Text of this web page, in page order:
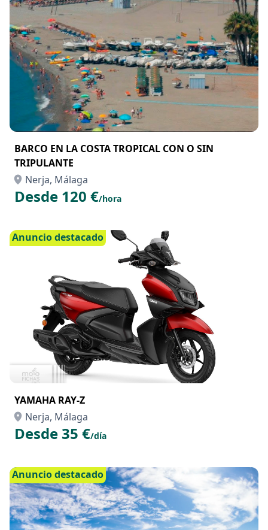
BARCO EN LA COSTA TROPICAL CON O SIN
TRIPULANTE
Nerja, Málaga
Desde 120 €/hora
Anuncio destacado
YAMAHA RAY-Z
Nerja, Málaga
Desde 35 €/día
Anuncio destacado